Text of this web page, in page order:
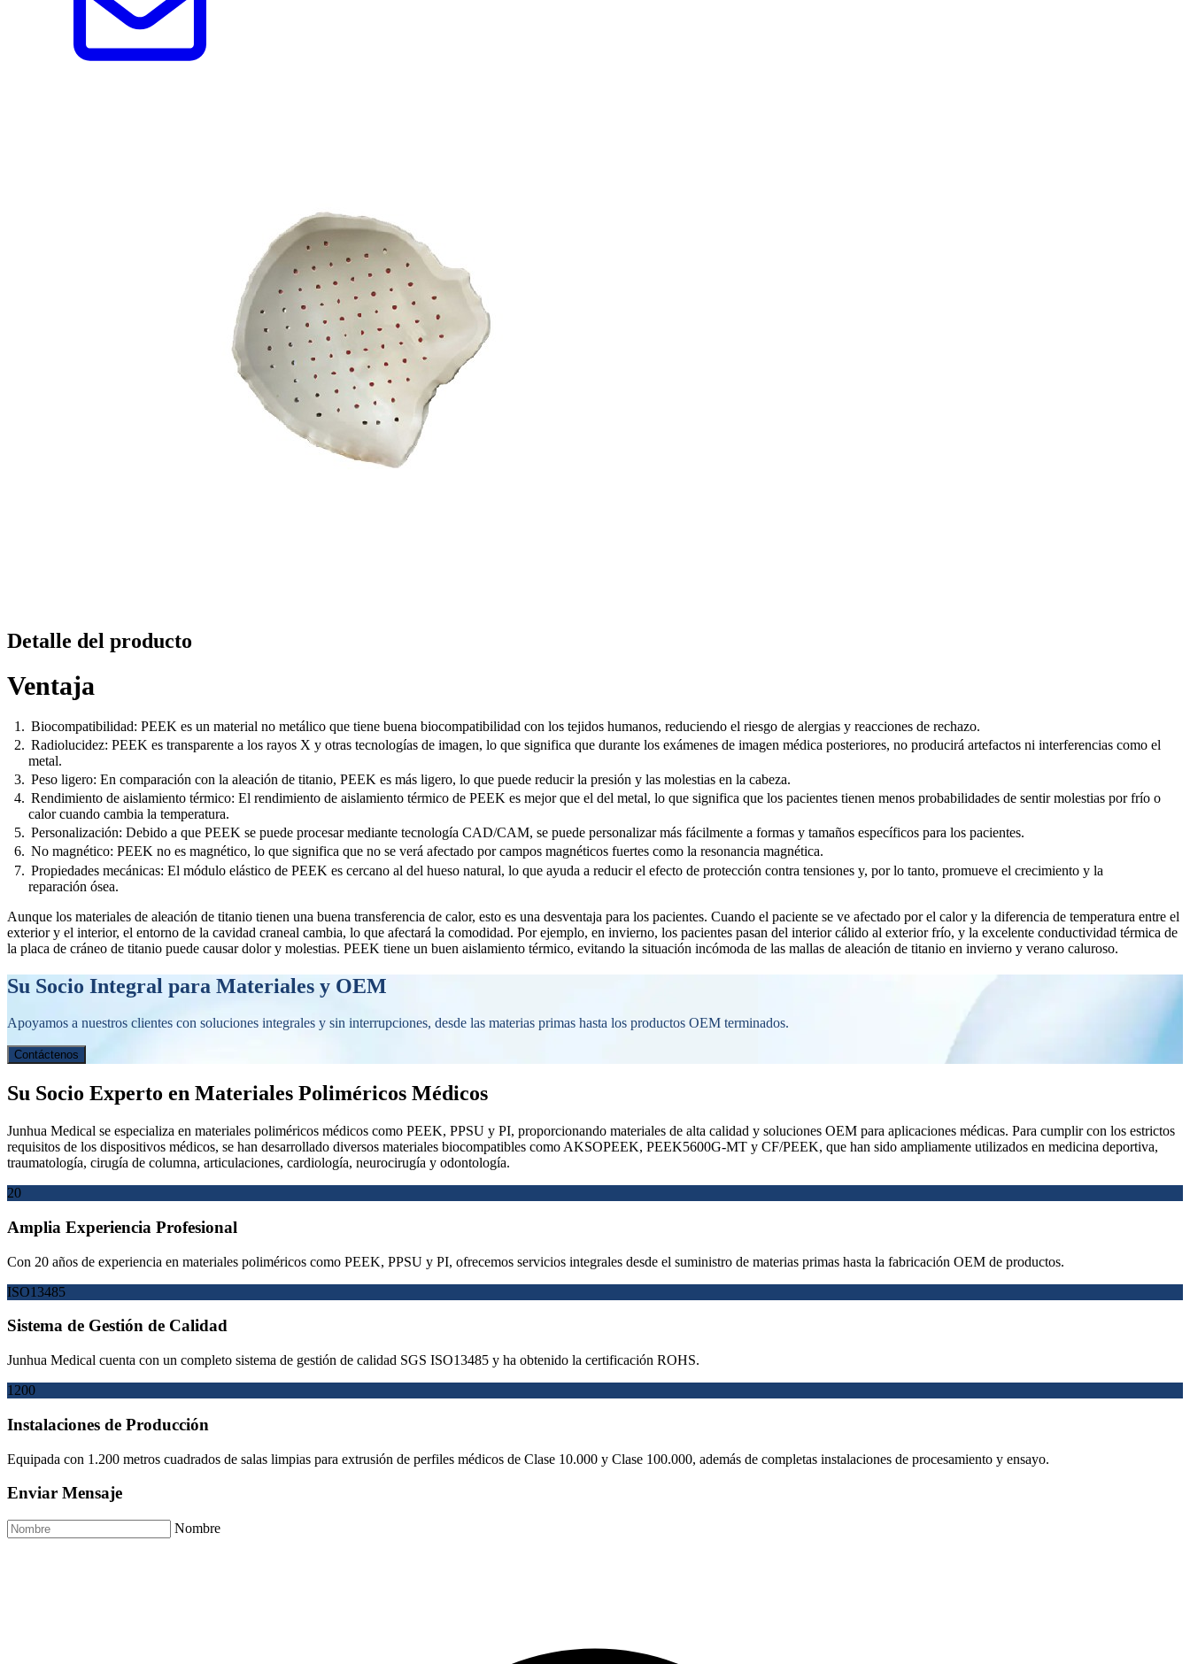
Detalle del producto
Ventaja
Biocompatibilidad: PEEK es un material no metálico que tiene buena biocompatibilidad con los tejidos humanos, reduciendo el riesgo de alergias y reacciones de rechazo.
Radiolucidez: PEEK es transparente a los rayos X y otras tecnologías de imagen, lo que significa que durante los exámenes de imagen médica posteriores, no producirá artefactos ni interferencias como el
metal.
Peso ligero: En comparación con la aleación de titanio, PEEK es más ligero, lo que puede reducir la presión y las molestias en la cabeza.
Rendimiento de aislamiento térmico: El rendimiento de aislamiento térmico de PEEK es mejor que el del metal, lo que significa que los pacientes tienen menos probabilidades de sentir molestias por frío o
calor cuando cambia la temperatura.
Personalización: Debido a que PEEK se puede procesar mediante tecnología CAD/CAM, se puede personalizar más fácilmente a formas y tamaños específicos para los pacientes.
No magnético: PEEK no es magnético, lo que significa que no se verá afectado por campos magnéticos fuertes como la resonancia magnética.
Propiedades mecánicas: El módulo elástico de PEEK es cercano al del hueso natural, lo que ayuda a reducir el efecto de protección contra tensiones y, por lo tanto, promueve el crecimiento y la
reparación ósea.
Aunque los materiales de aleación de titanio tienen una buena transferencia de calor, esto es una desventaja para los pacientes. Cuando el paciente se ve afectado por el calor y la diferencia de temperatura entre el
exterior y el interior, el entorno de la cavidad craneal cambia, lo que afectará la comodidad. Por ejemplo, en invierno, los pacientes pasan del interior cálido al exterior frío, y la excelente conductividad térmica de
la placa de cráneo de titanio puede causar dolor y molestias. PEEK tiene un buen aislamiento térmico, evitando la situación incómoda de las mallas de aleación de titanio en invierno y verano caluroso.
Su Socio Integral para Materiales y OEM
Apoyamos a nuestros clientes con soluciones integrales y sin interrupciones, desde las materias primas hasta los productos OEM terminados.
Contáctenos
Su Socio Experto en Materiales Poliméricos Médicos
Junhua Medical se especializa en materiales poliméricos médicos como PEEK, PPSU y PI, proporcionando materiales de alta calidad y soluciones OEM para aplicaciones médicas. Para cumplir con los estrictos
requisitos de los dispositivos médicos, se han desarrollado diversos materiales biocompatibles como AKSOPEEK, PEEK5600G-MT y CF/PEEK, que han sido ampliamente utilizados en medicina deportiva,
traumatología, cirugía de columna, articulaciones, cardiología, neurocirugía y odontología.
20
Amplia Experiencia Profesional
Con 20 años de experiencia en materiales poliméricos como PEEK, PPSU y PI, ofrecemos servicios integrales desde el suministro de materias primas hasta la fabricación OEM de productos.
ISO13485
Sistema de Gestión de Calidad
Junhua Medical cuenta con un completo sistema de gestión de calidad SGS ISO13485 y ha obtenido la certificación ROHS.
1200
Instalaciones de Producción
Equipada con 1.200 metros cuadrados de salas limpias para extrusión de perfiles médicos de Clase 10.000 y Clase 100.000, además de completas instalaciones de procesamiento y ensayo.
Enviar Mensaje
Nombre